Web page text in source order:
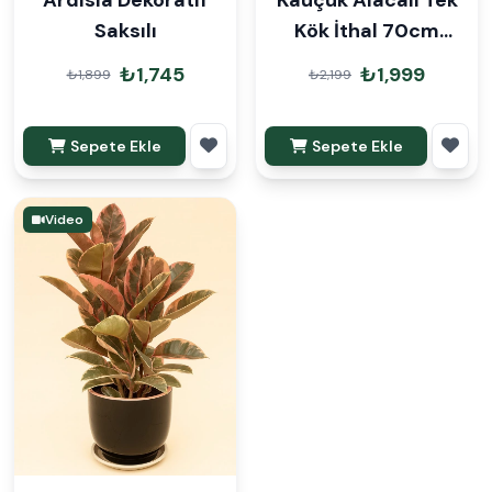
Saksılı
₺1,899 ₺1,745
Sepete Ekle
Kök İthal 70cm
Dekoratif Saksılı
₺2,199 ₺1,999
Sepete Ekle
Video